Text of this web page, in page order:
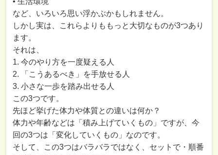
など、いろいろ思い浮かぶかもしれません。
しかし実は、これらよりももっと大切なものが3つあり
ます。
それは、
1. 今のやり方を一度疑える人
2. 「こうあるべき」を手放せる人
3. 小さな一歩を踏み出せる人
この3つです。
先ほど挙げた体力や体質との違いは何か？
体力や年齢などは「積み上げていくもの」ですが、今
回の3つは「変化していくもの」なのです。
そして、この3つはバラバラではなく、セットで・順番